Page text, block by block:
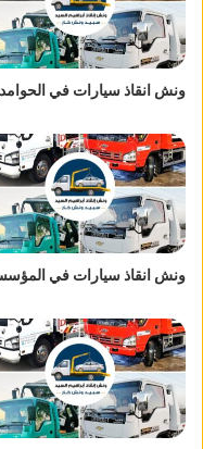
ونش انقاذ سيارات في
ونش انقاذ سيارات في